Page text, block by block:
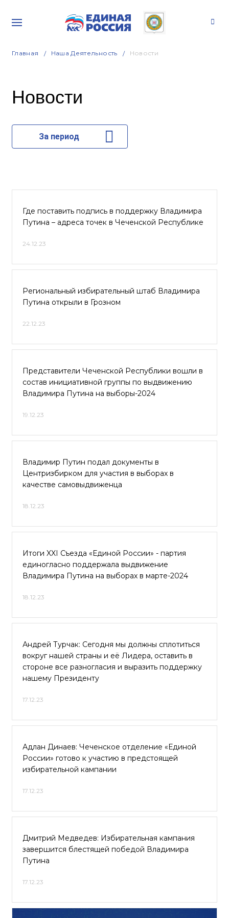
Главная Наша Деятельность Новости
Новости
За период
Где поставить подпись в поддержку Владимира
Путина – адреса точек в Чеченской Республике
24.12.23
Региональный избирательный штаб Владимира
Путина открыли в Грозном
22.12.23
Представители Чеченской Республики вошли в
состав инициативной группы по выдвижению
Владимира Путина на выборы-2024
19.12.23
Владимир Путин подал документы в
Центризбирком для участия в выборах в
качестве самовыдвиженца
18.12.23
Итоги XXI Съезда «Единой России» - партия
единогласно поддержала выдвижение
Владимира Путина на выборах в марте-2024
18.12.23
Андрей Турчак: Сегодня мы должны сплотиться
вокруг нашей страны и её Лидера, оставить в
стороне все разногласия и выразить поддержку
нашему Президенту
17.12.23
Адлан Динаев: Чеченское отделение «Единой
России» готово к участию в предстоящей
избирательной кампании
17.12.23
Дмитрий Медведев: Избирательная кампания
завершится блестящей победой Владимира
Путина
17.12.23